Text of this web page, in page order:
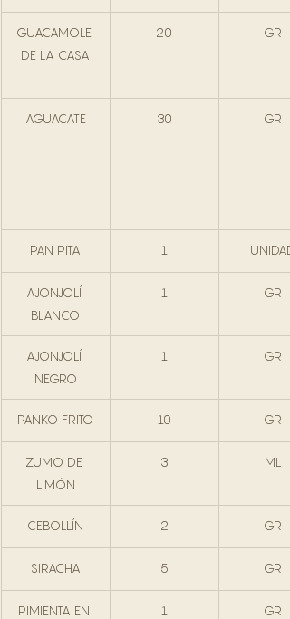
GUACAMOLE
DE LA CASA
20 GR
AGUACATE 30 GR
PAN PITA 1 UNIDAD
AJONJOLÍ
BLANCO
1 GR
AJONJOLÍ
NEGRO
1 GR
PANKO FRITO 10 GR
ZUMO DE
LIMÓN
3 ML
CEBOLLÍN 2 GR
SIRACHA 5 GR
PIMIENTA EN
1 GR